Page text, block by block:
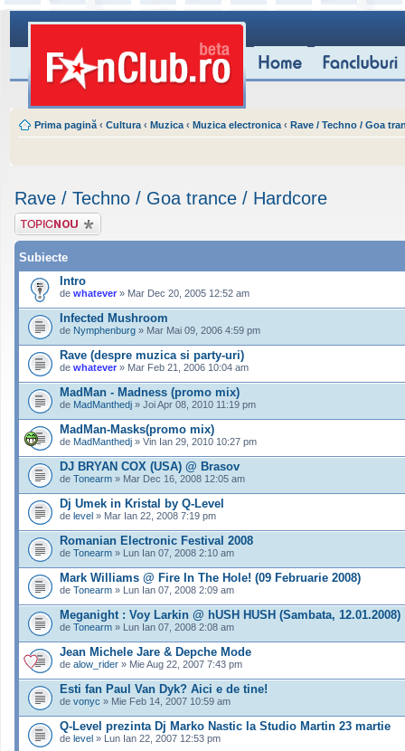
Prima pagină ‹ Cultura ‹ Muzica ‹ Muzica electronica ‹ Rave / Techno / Goa
Rave / Techno / Goa trance / Hardcore
Scrie un subiect
nou
Subiecte
Intro
de whatever » Mar Dec 20, 2005 12:52 am
Infected Mushroom
de Nymphenburg » Mar Mai 09, 2006 4:59 pm
Rave (despre muzica si party-uri)
de whatever » Mar Feb 21, 2006 10:04 am
MadMan - Madness (promo mix)
de MadManthedj » Joi Apr 08, 2010 11:19 pm
MadMan-Masks(promo mix)
de MadManthedj » Vin Ian 29, 2010 10:27 pm
DJ BRYAN COX (USA) @ Brasov
de Tonearm » Mar Dec 16, 2008 12:05 am
Dj Umek in Kristal by Q-Level
de level » Mar Ian 22, 2008 7:19 pm
Romanian Electronic Festival 2008
de Tonearm » Lun Ian 07, 2008 2:10 am
Mark Williams @ Fire In The Hole! (09 Februarie 2008)
de Tonearm » Lun Ian 07, 2008 2:09 am
Meganight : Voy Larkin @ hUSH HUSH (Sambata, 12.01.2008)
de Tonearm » Lun Ian 07, 2008 2:08 am
Jean Michele Jare & Depche Mode
de alow_rider » Mie Aug 22, 2007 7:43 pm
Esti fan Paul Van Dyk? Aici e de tine!
de vonyc » Mie Feb 14, 2007 10:59 am
Q-Level prezinta Dj Marko Nastic la Studio Martin 23 martie
de level » Lun Ian 22, 2007 12:53 pm